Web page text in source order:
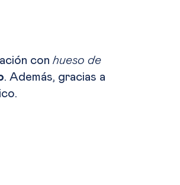
con hueso de
. Además, gracias a